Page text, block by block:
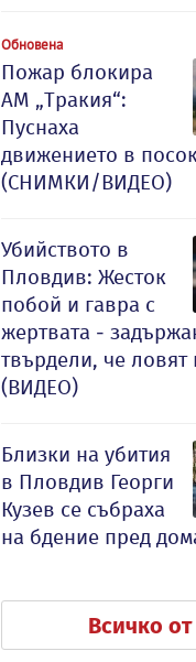
Обновена
Пожар блокира
АМ „Тракия“:
Пуснаха
движението в
(СНИМКИ/ВИДЕО)
Убийството в
Пловдив: Жесток
побой и гавра с
жертвата -
твърдели, че
(ВИДЕО)
Близки на убития
в Пловдив Георги
Кузев се събраха
на бдение пред
Всичко